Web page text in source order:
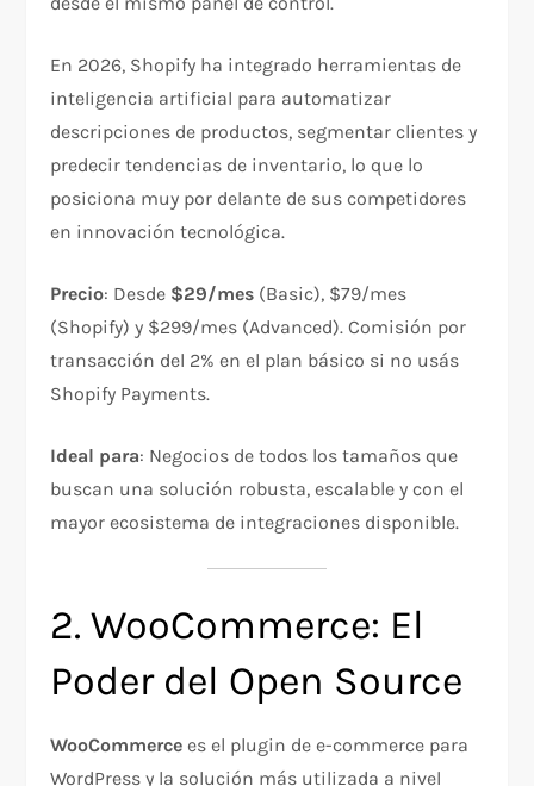
En 2026, Shopify ha integrado herramientas de
inteligencia artificial para automatizar
descripciones de productos, segmentar clientes y
predecir tendencias de inventario, lo que lo
posiciona muy por delante de sus competidores
en innovación tecnológica.
Precio: Desde $29/mes (Basic), $79/mes
(Shopify) y $299/mes (Advanced). Comisión por
transacción del 2% en el plan básico si no usás
Shopify Payments.
Ideal para: Negocios de todos los tamaños que
buscan una solución robusta, escalable y con el
mayor ecosistema de integraciones disponible.
2. WooCommerce: El
Poder del Open Source
WooCommerce es el plugin de e-commerce para
WordPress y la solución más utilizada a nivel